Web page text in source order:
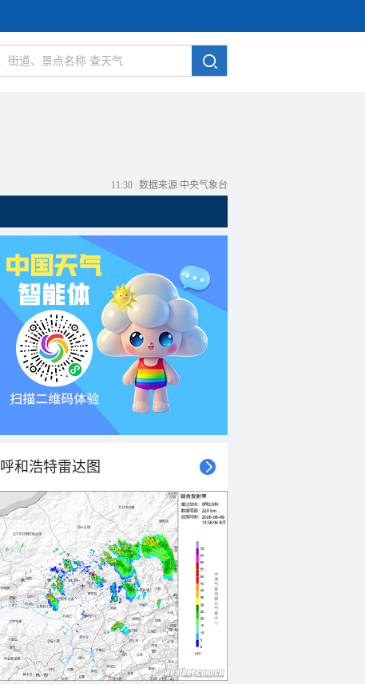
11:30 数据来源 中央气象台
呼和浩特雷达图